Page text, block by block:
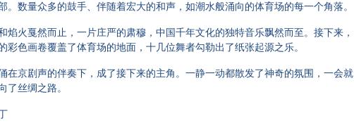
。数量众多的鼓手、伴随着宏大的和声，如潮水般涌向的体育场的每一个角落。
火戛然而止，一片庄严的肃穆，中国千年文化的独特音乐飘然而至。接下来，
彩色画卷覆盖了体育场的地面，十几位舞者勾勒出了纸张起源之乐。
京剧声的伴奏下，成了接下来的主角。一静一动都散发了神奇的氛围，一会就
了丝绸之路。